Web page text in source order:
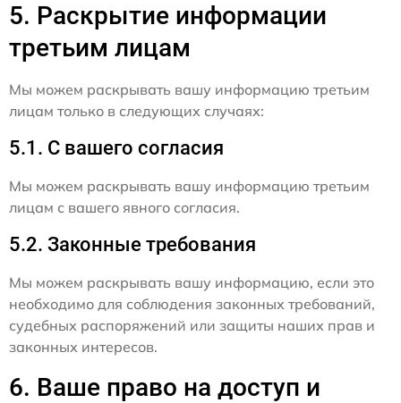
5. Раскрытие информации
третьим лицам
Мы можем раскрывать вашу информацию третьим
лицам только в следующих случаях:
5.1. С вашего согласия
Мы можем раскрывать вашу информацию третьим
лицам с вашего явного согласия.
5.2. Законные требования
Мы можем раскрывать вашу информацию, если это
необходимо для соблюдения законных требований,
судебных распоряжений или защиты наших прав и
законных интересов.
6. Ваше право на доступ и